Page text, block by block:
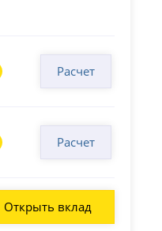
Расчет
Расчет
Открыть вклад